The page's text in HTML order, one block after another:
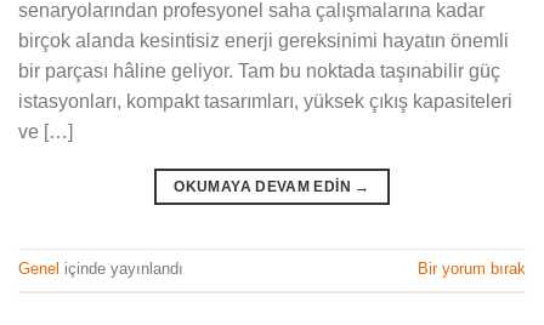
senaryolarından profesyonel saha çalışmalarına kadar
birçok alanda kesintisiz enerji gereksinimi hayatın önemli
bir parçası hâline geliyor. Tam bu noktada taşınabilir güç
istasyonları, kompakt tasarımları, yüksek çıkış kapasiteleri
ve […]
OKUMAYA DEVAM EDIN →
Genel içinde yayınlandı Bir yorum bırak